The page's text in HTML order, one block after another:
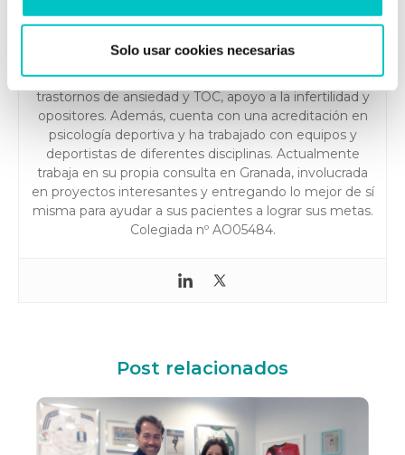
Solo usar cookies necesarias
adultos desde 2005, con experiencia en temas como
dependencia emocional, pareja, autoestima, depresión,
trastornos de ansiedad y TOC, apoyo a la infertilidad y
opositores. Además, cuenta con una acreditación en
psicología deportiva y ha trabajado con equipos y
deportistas de diferentes disciplinas. Actualmente
trabaja en su propia consulta en Granada, involucrada
en proyectos interesantes y entregando lo mejor de sí
misma para ayudar a sus pacientes a lograr sus metas.
Colegiada nº AO05484.
Post relacionados